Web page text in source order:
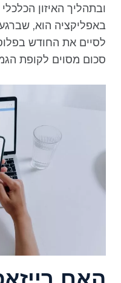
ובתהליך האיזון
באפליקציה הוא,
לסיים את החודש
סכום מסוים לקופת